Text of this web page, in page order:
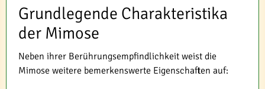
Grundlegende Charakteristika
der Mimose
Neben ihrer Berührungsempfindlichkeit weist die
Mimose weitere bemerkenswerte Eigenschaften auf: